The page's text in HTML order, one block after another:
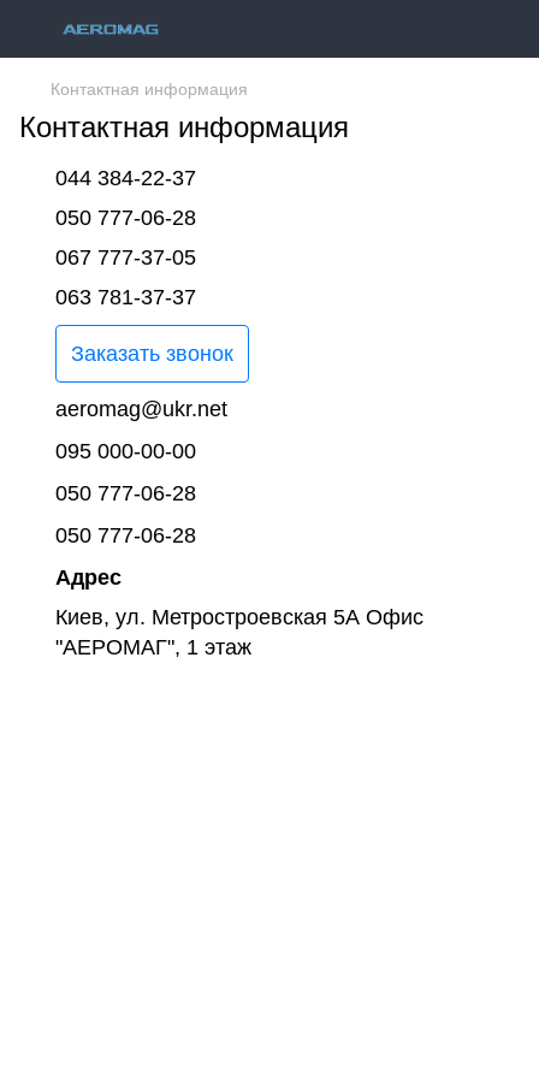
Контактная информация
Контактная информация
044 384-22-37
050 777-06-28
067 777-37-05
063 781-37-37
Заказать звонок
aeromag@ukr.net
095 000-00-00
050 777-06-28
050 777-06-28
Адрес
Киев, ул. Метростроевская 5А Офис
"АЕРОМАГ", 1 этаж